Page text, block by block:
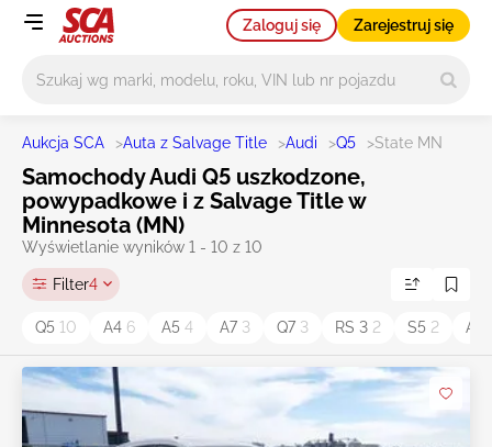
Zaloguj się Zarejestruj się
Aukcja SCA >Auta z Salvage Title >Audi >Q5 >State MN
Samochody Audi Q5 uszkodzone,
powypadkowe i z Salvage Title w
Minnesota (MN)
Wyświetlanie wyników 1 - 10 z 10
Filter4
Q5 10 A4 6 A5 4 A7 3 Q7 3 RS 3 2 S5 2 A8